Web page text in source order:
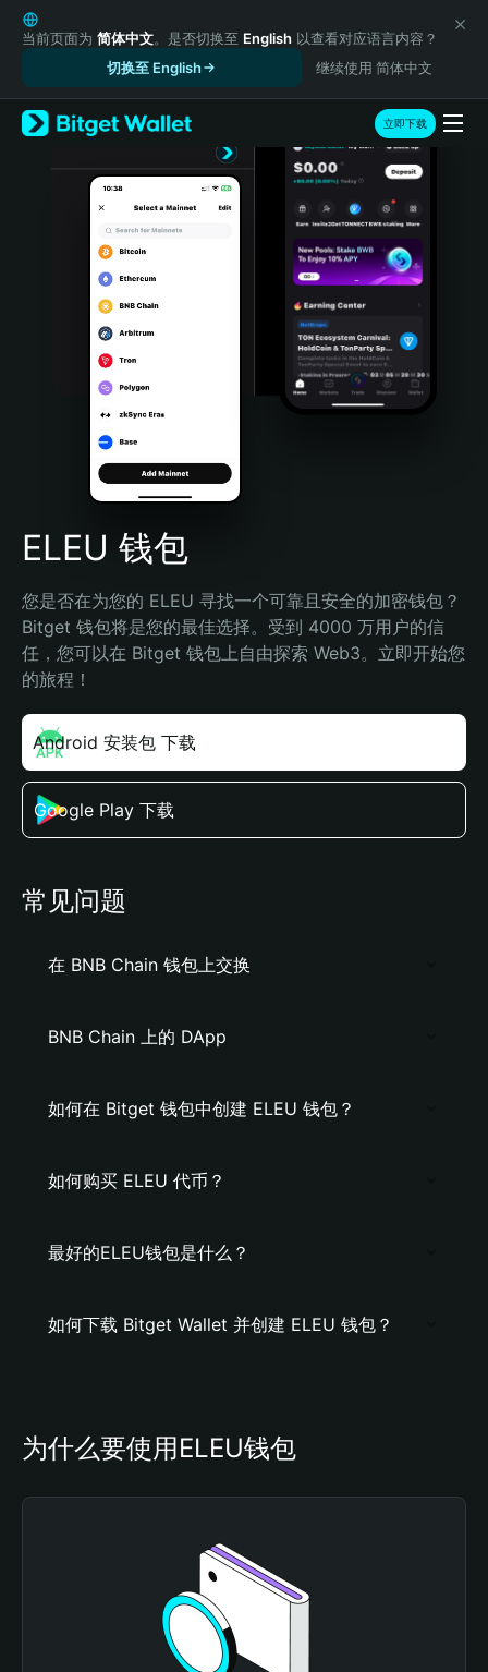
English
日本語
Русский
Español (Latinoamérica)
Türkçe
Português (Portugal)
Bahasa Indonesia
Português (Brasil)
Español (Argentina)
当前页面为 简体中文。是否切换至 English 以查看对应语言内容？
切换至 English
继续使用 简体中文
立即下载
ELEU 钱包
您是否在为您的 ELEU 寻找一个可靠且安全的加密钱包？
Bitget 钱包将是您的最佳选择。受到 4000 万用户的信
任，您可以在 Bitget 钱包上自由探索 Web3。立即开始您
的旅程！
Android 安装包 下载
Google Play 下载
常见问题
在 BNB Chain 钱包上交换
BNB Chain 上的 DApp
如何在 Bitget 钱包中创建 ELEU 钱包？
如何购买 ELEU 代币？
最好的ELEU钱包是什么？
如何下载 Bitget Wallet 并创建 ELEU 钱包？
为什么要使用ELEU钱包